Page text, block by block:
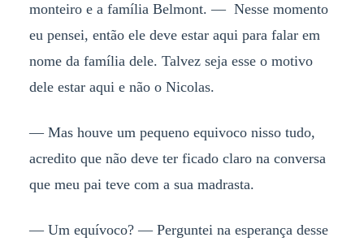
monteiro e a família Belmont. — Nesse momento
eu pensei, então ele deve estar aqui para falar em
nome da família dele. Talvez seja esse o motivo
dele estar aqui e não o Nicolas.
— Mas houve um pequeno equivoco nisso tudo,
acredito que não deve ter ficado claro na conversa
que meu pai teve com a sua madrasta.
— Um equívoco? — Perguntei na esperança desse